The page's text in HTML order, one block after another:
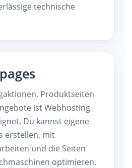
technische
Produktseiten
ist Webhosting
Du kannst eigene
erstellen, mit
und die Seiten
optimieren.